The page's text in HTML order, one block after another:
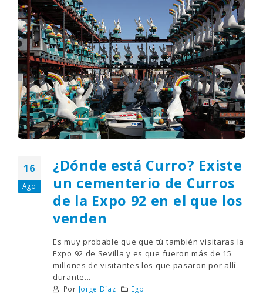
16
Ago
¿Dónde está Curro? Existe
un cementerio de Curros
de la Expo 92 en el que los
venden
Es muy probable que que tú también visitaras la
Expo 92 de Sevilla y es que fueron más de 15
millones de visitantes los que pasaron por allí
durante...
Por Jorge Díaz
Egb